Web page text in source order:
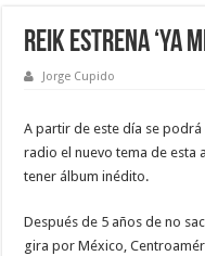
Reik estrena ‘Ya
Jorge Cupido
A partir de este día se
radio el nuevo tema de esta
tener álbum inédito.
Después de 5 años de no
gira por México,